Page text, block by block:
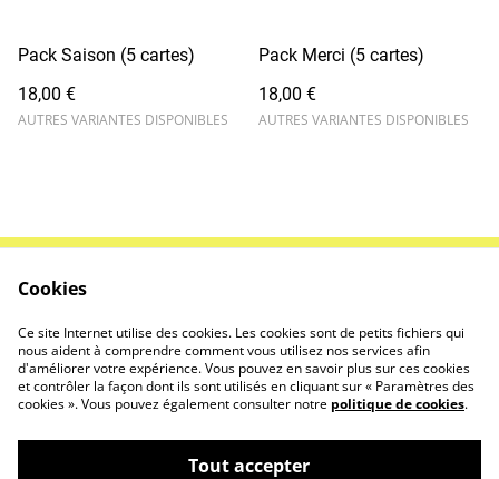
Pack Saison (5 cartes)
18,00 €
AUTRES VARIANTES DISPONIBLES
Pack Merci (5 cartes)
18,00 €
AUTRES VARIANTES DISPONIBLES
Politique de
confidentialité
Politique de cookies
Cookies
Ce site Internet utilise des cookies. Les cookies sont de petits fichiers qui
nous aident à comprendre comment vous utilisez nos services afin
d'améliorer votre expérience. Vous pouvez en savoir plus sur ces cookies
et contrôler la façon dont ils sont utilisés en cliquant sur « Paramètres des
cookies ». Vous pouvez également consulter notre politique de cookies.
Tout accepter